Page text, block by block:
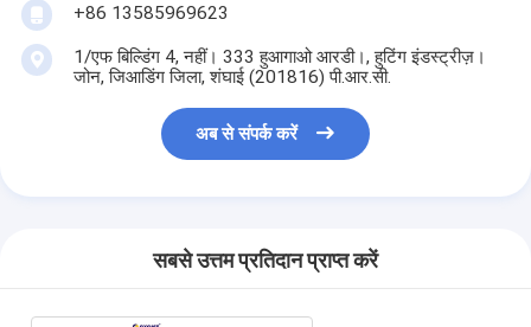
+86 13585969623
1/एफ बिल्डिंग 4, नहीं। 333 हुआगाओ आरडी।, हुटिंग इंडस्ट्रीज़।
जोन, जिआडिंग जिला, शंघाई (201816) पी.आर.सी.
अब से संपर्क करें
सबसे उत्तम प्रतिदान प्राप्त करें